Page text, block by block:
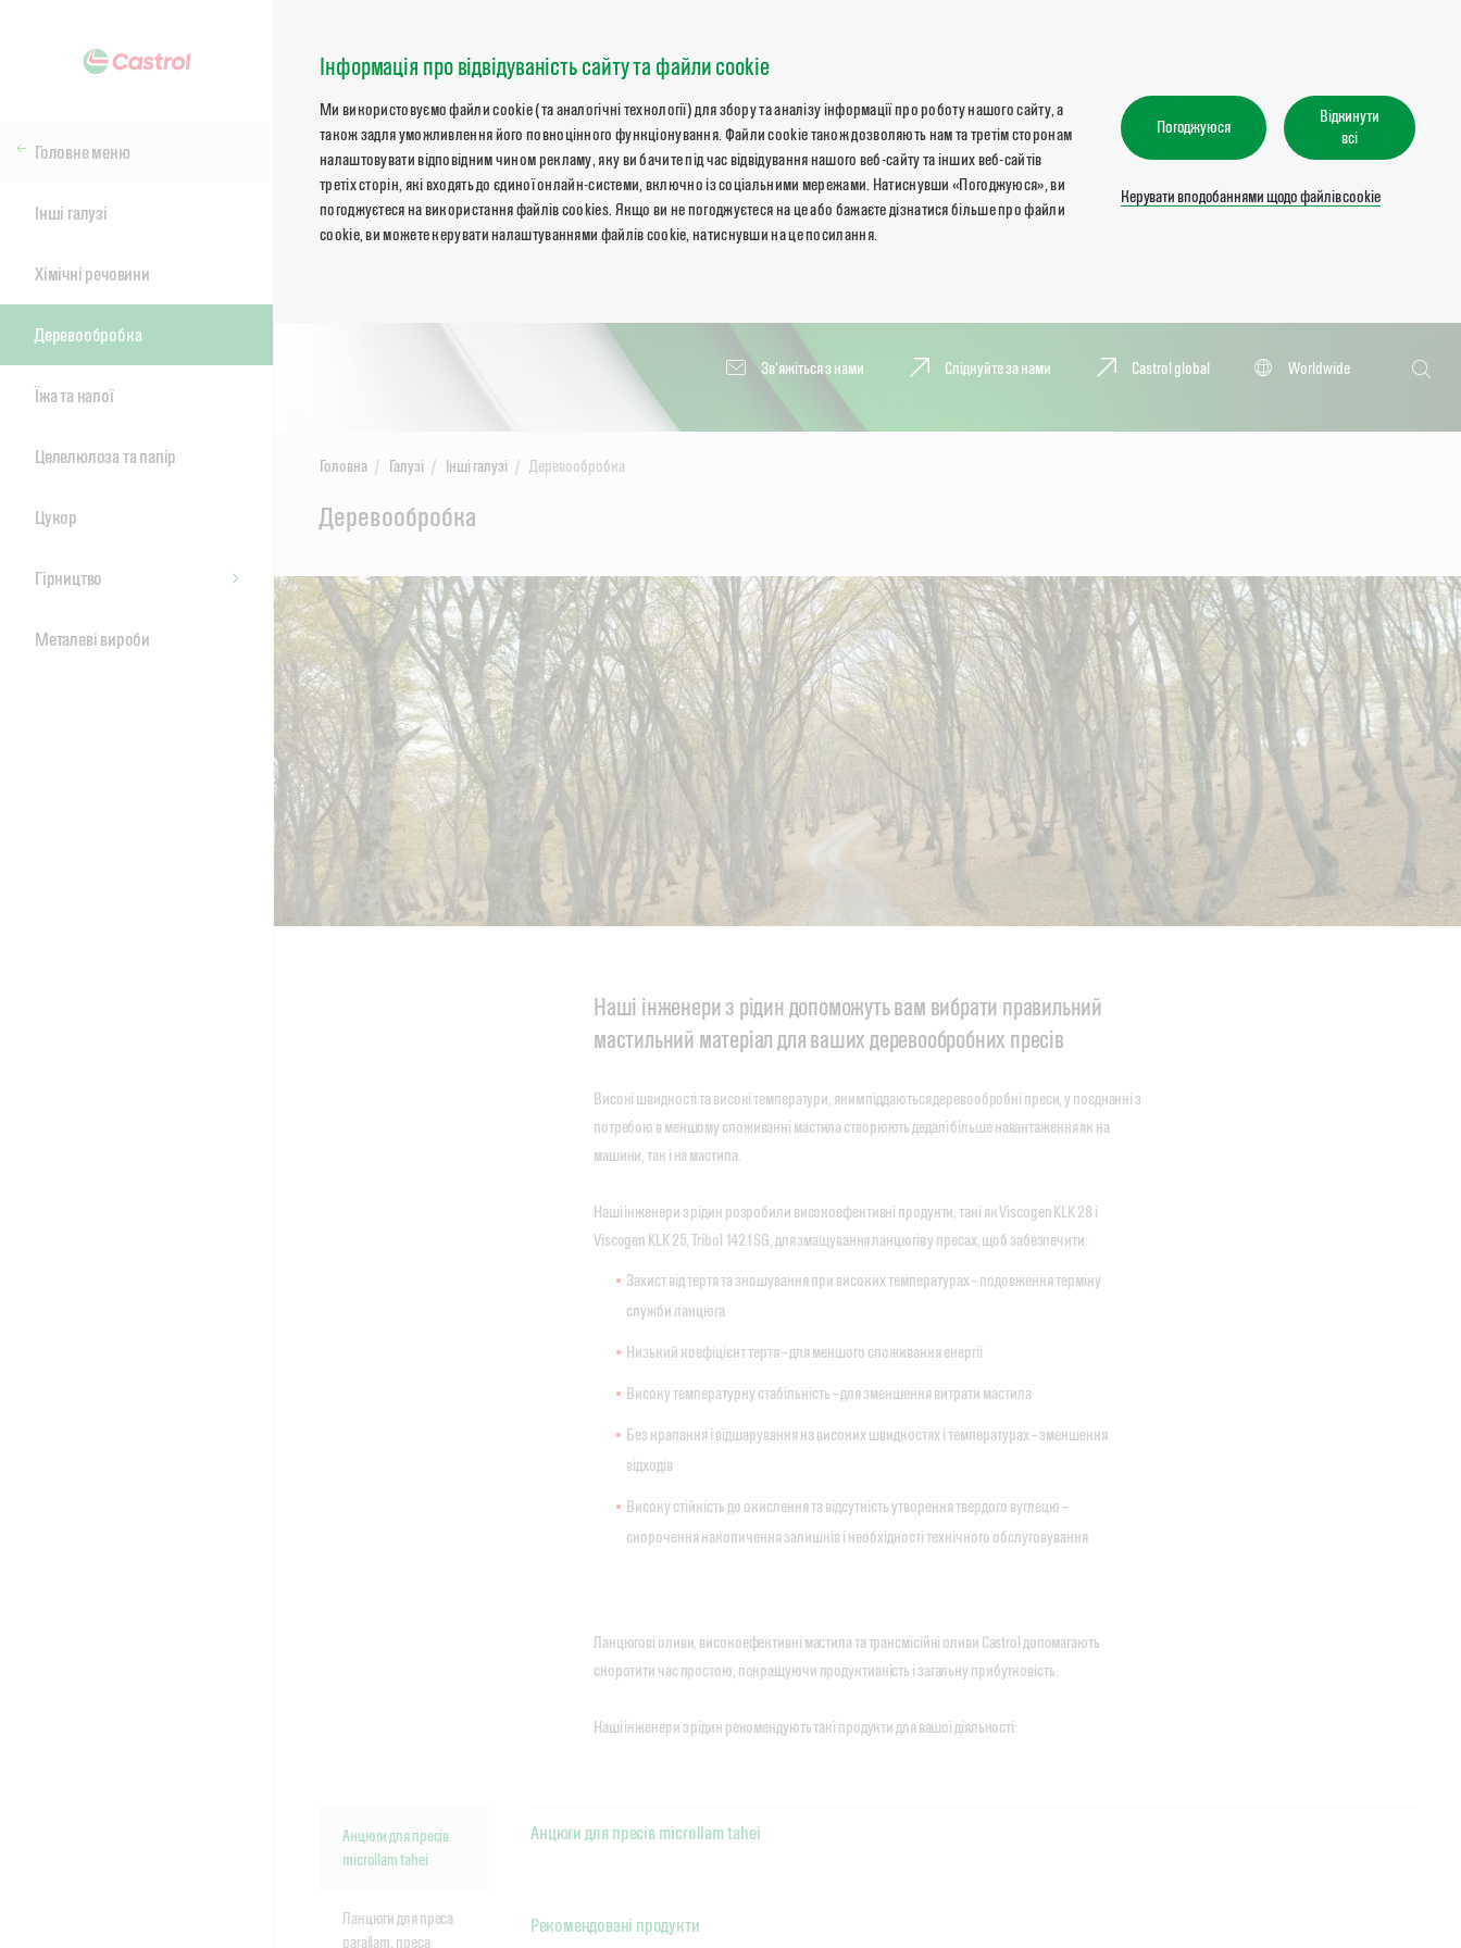
Інформація про відвідуваність сайту та файли cookie
Ми використовуємо файли cookie (та аналогічні технології) для збору та аналізу інформації про роботу нашого сайту, а
також задля уможливлення його повноцінного функціонування. Файли cookie також дозволяють нам та третім сторонам
налаштовувати відповідним чином рекламу, яку ви бачите під час відвідування нашого веб-сайту та інших веб-сайтів
третіх сторін, які входять до єдиної онлайн-системи, включно із соціальними мережами. Натиснувши «Погоджуюся», ви
погоджуєтеся на використання файлів cookies. Якщо ви не погоджуєтеся на це або бажаєте дізнатися більше про файли
cookie, ви можете керувати налаштуваннями файлів cookie, натиснувши на це посилання.
Погоджуюся
Відкинути
всі
Керувати вподобаннями щодо файлів cookie
Зв'яжіться з нами Слідкуйте за нами Castrol global
Worldwide
Пошук
Головне меню
Інші галузі
Хімічні речовини
Деревообробка
Їжа та напої
Целелюлоза та папір
Цукор
Гірництво
Металеві вироби
Головна Галузі Інші галузі Деревообробка
Content
Деревообробка
Наші інженери з рідин допоможуть вам вибрати правильний
мастильний матеріал для ваших деревообробних пресів
Високі швидкості та високі температури, яким піддаються деревообробні преси, у поєднанні з
потребою в меншому споживанні мастила створюють дедалі більше навантаження як на
машини, так і на мастила.
Наші інженери з рідин розробили високоефективні продукти, такі як Viscogen KLK 28 і
Viscogen KLK 25, Tribol 1421SG, для змащування ланцюгів у пресах, щоб забезпечити:
Захист від тертя та зношування при високих температурах – подовження терміну
служби ланцюга
Низький коефіцієнт тертя – для меншого споживання енергії
Високу температурну стабільність – для зменшення витрати мастила
Без крапання і відшарування на високих швидкостях і температурах – зменшення
відходів
Високу стійкість до окислення та відсутність утворення твердого вуглецю –
скорочення накопичення залишків і необхідності технічного обслуговування
Ланцюгові оливи, високоефективні мастила та трансмісійні оливи Castrol допомагають
скоротити час простою, покращуючи продуктивність і загальну прибутковість.
Наші інженери з рідин рекомендують такі продукти для вашої діяльності:
Анцюги для пресів
microllam tahei
Ланцюги для преса
parallam, преса
Анцюги для пресів microllam tahei
Рекомендовані продукти